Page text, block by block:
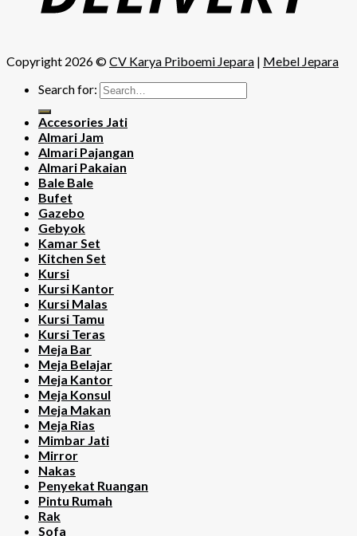
Copyright 2026 ©CV Karya Priboemi Jepara | Mebel Jepara
Search for:
Accesories Jati
Almari Jam
Almari Pajangan
Almari Pakaian
Bale Bale
Bufet
Gazebo
Gebyok
Kamar Set
Kitchen Set
Kursi
Kursi Kantor
Kursi Malas
Kursi Tamu
Kursi Teras
Meja Bar
Meja Belajar
Meja Kantor
Meja Konsul
Meja Makan
Meja Rias
Mimbar Jati
Mirror
Nakas
Penyekat Ruangan
Pintu Rumah
Rak
Sofa